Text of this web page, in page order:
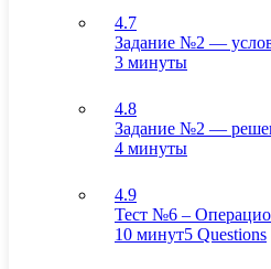
4.7
Задание №2 —
3 минуты
4.8
Задание №2 —
4 минуты
4.9
Тест №6 –
10 минут5 Questions